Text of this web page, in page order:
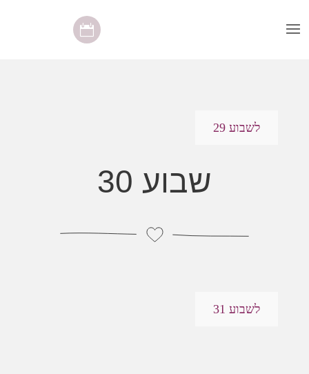
לשבוע 29
שבוע 30
לשבוע 31